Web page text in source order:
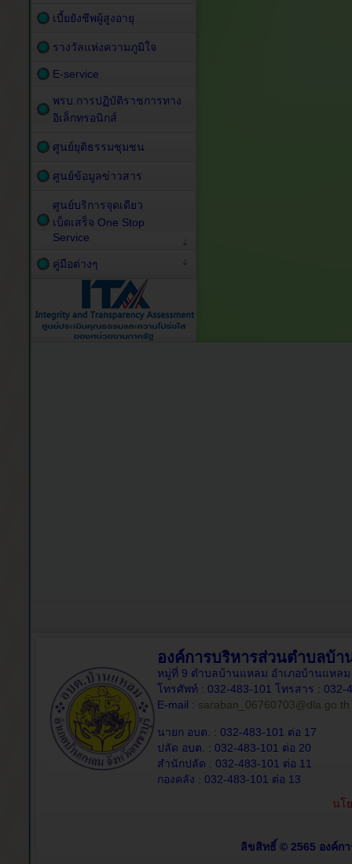
เบี้ยยังชีพผู้สูงอายุ
รางวัลแห่งความภูมิใจ
E-service
พรบ.การปฏิบัติราชการทาง
อิเล็กทรอนิกส์
ศูนย์ยุติธรรมชุมชน
ศูนย์ข้อมูลข่าวสาร
ศูนย์บริการจุดเดียว
เบ็ดเสร็จ One Stop
Service
คู่มือต่างๆ
องค์การบริหารส่วนตำบลบ้า
หมู่ที่ 9 ตำบลบ้านแหลม อำเภอบ้านแหลม
โทรศัพท์ : 032-483-101 โทรสาร : 032-
E-mail : saraban_06760703@dla.go.th
นายก อบต. : 032-483-101 ต่อ 17
ปลัด อบต. : 032-483-101 ต่อ 20
สำนักปลัด : 032-483-101 ต่อ 11
กองคลัง : 032-483-101 ต่อ 13
นโ
ลิขสิทธิ์ © 2565 องค์ก